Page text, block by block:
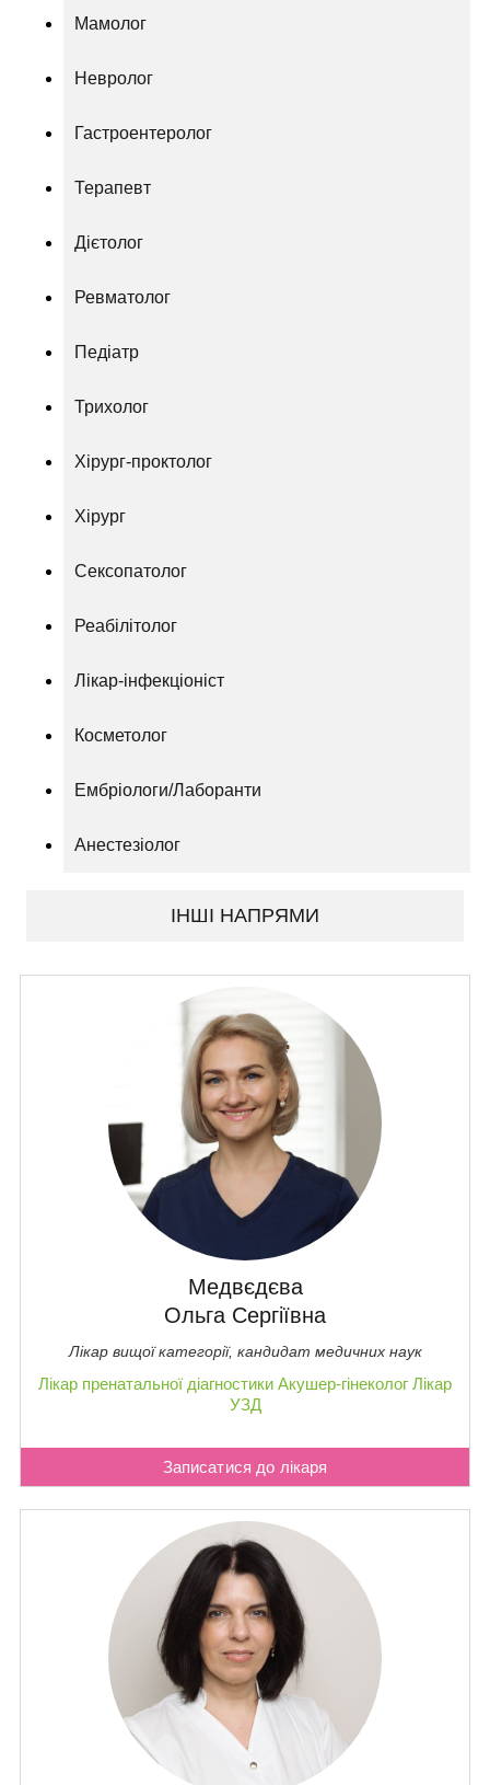
Мамолог
Невролог
Гастроентеролог
Терапевт
Дієтолог
Ревматолог
Педіатр
Трихолог
Хірург-проктолог
Хірург
Сексопатолог
Реабілітолог
Лікар-інфекціоніст
Косметолог
Ембріологи/Лаборанти
Анестезіолог
ІНШІ НАПРЯМИ
Медвєдєва
Ольга Сергіївна
Лікар вищої категорії, кандидат медичних наук
Лікар пренатальної діагностики Акушер-гінеколог Лікар
УЗД
Записатися до лікаря